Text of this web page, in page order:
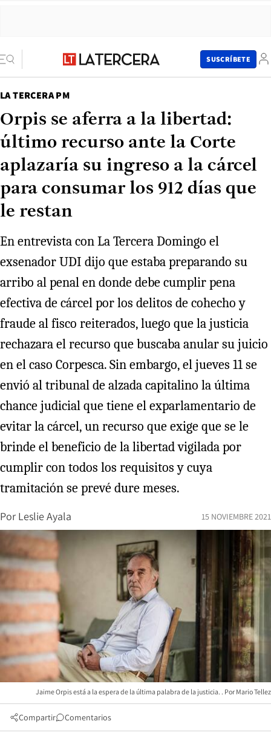
SUSCRÍBETE
LA TERCERA PM
Orpis se aferra a la libertad:
último recurso ante la Corte
aplazaría su ingreso a la cárcel
para consumar los 912 días que
le restan
En entrevista con La Tercera Domingo el
exsenador UDI dijo que estaba preparando su
arribo al penal en donde debe cumplir pena
efectiva de cárcel por los delitos de cohecho y
fraude al fisco reiterados, luego que la justicia
rechazara el recurso que buscaba anular su juicio
en el caso Corpesca. Sin embargo, el jueves 11 se
envió al tribunal de alzada capitalino la última
chance judicial que tiene el exparlamentario de
evitar la cárcel, un recurso que exige que se le
brinde el beneficio de la libertad vigilada por
cumplir con todos los requisitos y cuya
tramitación se prevé dure meses.
Por Leslie Ayala 15 NOVIEMBRE 2021
Jaime Orpis está a la espera de la última palabra de la justicia. Mario Tellez
Compartir Comentarios